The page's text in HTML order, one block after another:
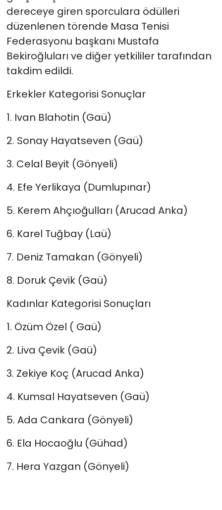
dereceye giren sporculara ödülleri
düzenlenen törende Masa Tenisi
Federasyonu başkanı Mustafa
Bekiroğluları ve diğer yetkililer tarafından
takdim edildi.
Erkekler Kategorisi Sonuçlar
1. Ivan Blahotin (Gaü)
2. Sonay Hayatseven (Gaü)
3. Celal Beyit (Gönyeli)
4. Efe Yerlikaya (Dumlupınar)
5. Kerem Ahçıoğulları (Arucad Anka)
6. Karel Tuğbay (Laü)
7. Deniz Tamakan (Gönyeli)
8. Doruk Çevik (Gaü)
Kadınlar Kategorisi Sonuçları
1. Özüm Özel ( Gaü)
2. Liva Çevik (Gaü)
3. Zekiye Koç (Arucad Anka)
4. Kumsal Hayatseven (Gaü)
5. Ada Cankara (Gönyeli)
6. Ela Hocaoğlu (Gühad)
7. Hera Yazgan (Gönyeli)
YAŞAM
Yazarlar